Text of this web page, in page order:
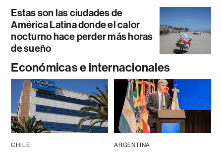
Estas son las ciudades de
América Latina donde el calor
nocturno hace perder más horas
de sueño
Económicas e internacionales
CHILE ARGENTINA